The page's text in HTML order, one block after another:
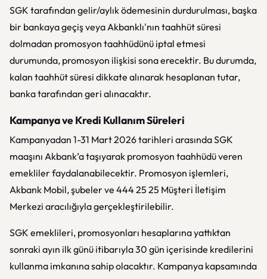
SGK tarafından gelir/aylık ödemesinin durdurulması, başka
bir bankaya geçiş veya Akbanklı'nın taahhüt süresi
dolmadan promosyon taahhüdünü iptal etmesi
durumunda, promosyon ilişkisi sona erecektir. Bu durumda,
kalan taahhüt süresi dikkate alınarak hesaplanan tutar,
banka tarafından geri alınacaktır.
Kampanya ve Kredi Kullanım Süreleri
Kampanyadan 1-31 Mart 2026 tarihleri arasında SGK
maaşını Akbank’a taşıyarak promosyon taahhüdü veren
emekliler faydalanabilecektir. Promosyon işlemleri,
Akbank Mobil, şubeler ve 444 25 25 Müşteri İletişim
Merkezi aracılığıyla gerçekleştirilebilir.
SGK emeklileri, promosyonları hesaplarına yattıktan
sonraki ayın ilk günü itibarıyla 30 gün içerisinde kredilerini
kullanma imkanına sahip olacaktır. Kampanya kapsamında